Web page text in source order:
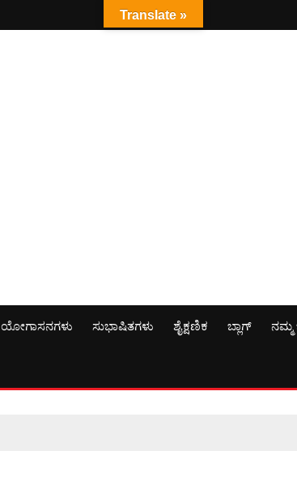
ಯೋಗಾಸನಗಳು ಸುಭಾಷಿತಗಳು ಶೈಕ್ಷಣಿಕ ಬ್ಲಾಗ್ ನಮ್ಮ
Translate »